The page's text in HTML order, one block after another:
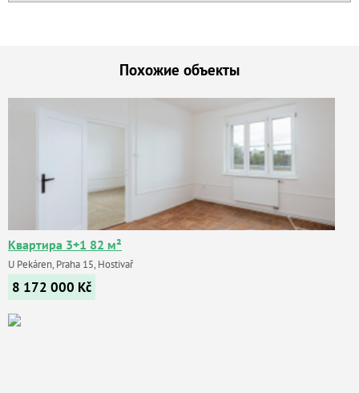
Похожие объекты
Квартира 3+1 82 м²
U Pekáren, Praha 15, Hostivař
8 172 000 Kč